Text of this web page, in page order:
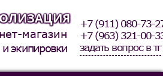
магазин
экипировки
+7 (911) 080-73-
+7 (963) 321-00-
задать вопрос в тг